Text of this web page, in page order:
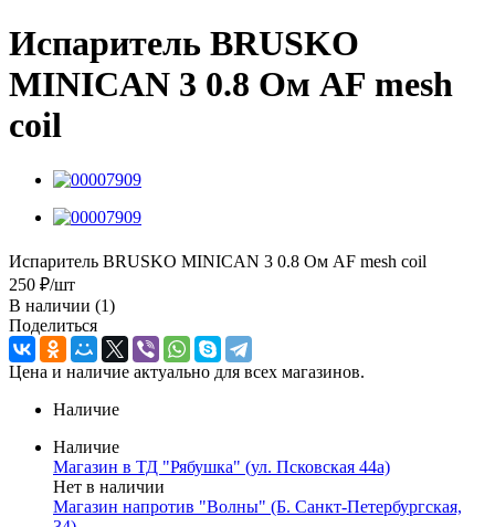
Испаритель BRUSKO
MINICAN 3 0.8 Ом AF mesh
coil
Испаритель BRUSKO MINICAN 3 0.8 Ом AF mesh coil
250 ₽/шт
В наличии (1)
Поделиться
Цена и наличие актуально для всех магазинов.
Наличие
Наличие
Магазин в ТД "Рябушка" (ул. Псковская 44а)
Нет в наличии
Магазин напротив "Волны" (Б. Санкт-Петербургская,